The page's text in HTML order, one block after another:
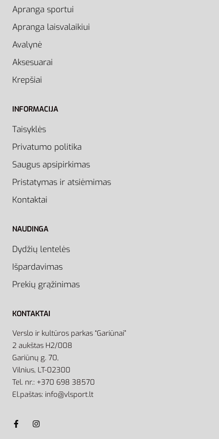
Apranga sportui
Apranga laisvalaikiui
Avalynė
Aksesuarai
Krepšiai
INFORMACIJA
Taisyklės
Privatumo politika
Saugus apsipirkimas
Pristatymas ir atsiėmimas
Kontaktai
NAUDINGA
Dydžių lentelės
Išpardavimas
Prekių grąžinimas
KONTAKTAI
Verslo ir kultūros parkas “Gariūnai”
2 aukštas H2/008
Gariūnų g. 70,
Vilnius, LT-02300
Tel. nr.: +370 698 38570
El.paštas: info@vlsport.lt